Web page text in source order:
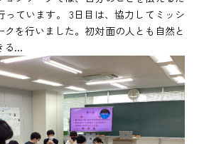
っています。 3日目は、協力してミッシ
クを行いました。初対面の人とも自然と
る...